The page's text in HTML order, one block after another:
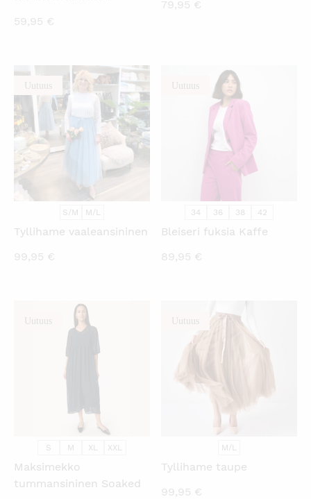
59,95 €
79,95 €
UutuusKATSO PIKANÄKYMÄ
S/M M/L
Tyllihame vaaleansininen
99,95 €
UutuusKATSO PIKANÄKYMÄ
34 36 38 42
Bleiseri fuksia Kaffe
89,95 €
UutuusKATSO PIKANÄKYMÄ
S M XL XXL
Maksimekko
tummansininen Soaked
UutuusKATSO PIKANÄKYMÄ
M/L
Tyllihame taupe
99,95 €